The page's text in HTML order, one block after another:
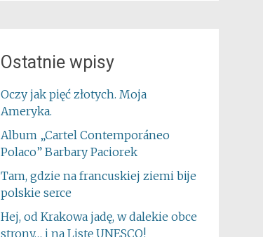
Ostatnie wpisy
Oczy jak pięć złotych. Moja
Ameryka.
Album „Cartel Contemporáneo
Polaco” Barbary Paciorek
Tam, gdzie na francuskiej ziemi bije
polskie serce
Hej, od Krakowa jadę, w dalekie obce
strony… i na Listę UNESCO!